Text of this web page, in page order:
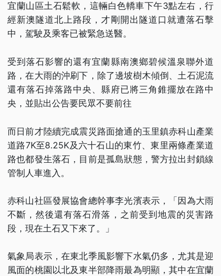
宜蘭山區土石鬆軟，這輛白色轎車下午3點左右，行
經新澳隧道北上路段，才剛開出隧道口就遭落石擊
中，駕駛及乘客已被緊急送醫。
受到落石影響的還有宜蘭縣南澳鄉碧候溫泉聯外道
路，在大雨的沖刷下，除了邊坡樹木傾倒、土石泥流
還有落石掉落路中央、縣府已將三角錐擺放在路中
央，並貼出公告要民眾不要前往
而日前才陸續完成震災路面搶通的玉里鎮赤科山產業
道路7K至8.25K及六十石山的東竹、東里兩條產業道
路也都發生落石，目前是孤島狀態，警方拉出封鎖線
管制人車進入。
赤科山社區發展協會總幹事李光濱表示，「因為大雨
不斷，然後還有落石滑落，之前受到地震的災害路
段，現在土石又下來了。」
氣象局表示，在東北季風影響下水氣仍多，尤其是迎
風面的桃園以北及東半部降雨最為明顯，其中在宜蘭